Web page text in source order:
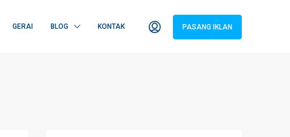
GERAI BLOG KONTAK PASANG IKLAN